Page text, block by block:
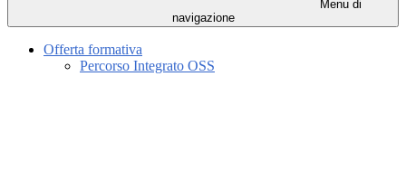
Menu di
navigazione
Offerta formativa
Percorso Integrato OSS